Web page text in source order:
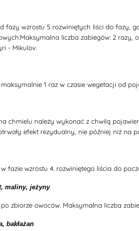
fazy wzrostu 5 rozwiniętych liści do fazy,
liczba zabiegów: 2
- Mikulov.
1 raz w czasie wegetacji od
chmielu należy wykonać z chwilą
efekt rezydualny, nie później niż na
fazie wzrostu 4. rozwiniętego liścia do
maliny, jeżyny
zbiorze owoców. Maksymalna liczba
bakłażan